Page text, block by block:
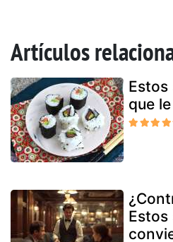
Artículos
Estos
que
Estos